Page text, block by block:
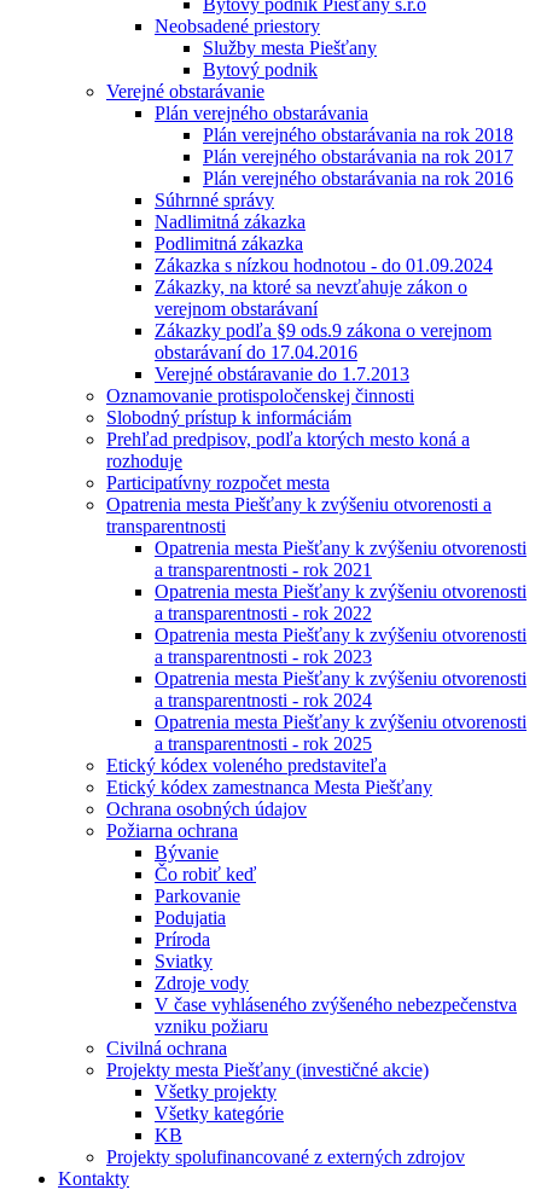
Bytový podnik Piešťany s.r.o
Neobsadené priestory
Služby mesta Piešťany
Bytový podnik
Verejné obstarávanie
Plán verejného obstarávania
Plán verejného obstarávania na rok 2018
Plán verejného obstarávania na rok 2017
Plán verejného obstarávania na rok 2016
Súhrnné správy
Nadlimitná zákazka
Podlimitná zákazka
Zákazka s nízkou hodnotou - do 01.09.2024
Zákazky, na ktoré sa nevzťahuje zákon o
verejnom obstarávaní
Zákazky podľa §9 ods.9 zákona o verejnom
obstarávaní do 17.04.2016
Verejné obstáravanie do 1.7.2013
Oznamovanie protispoločenskej činnosti
Slobodný prístup k informáciám
Prehľad predpisov, podľa ktorých mesto koná a
rozhoduje
Participatívny rozpočet mesta
Opatrenia mesta Piešťany k zvýšeniu otvorenosti a
transparentnosti
Opatrenia mesta Piešťany k zvýšeniu otvorenosti
a transparentnosti - rok 2021
Opatrenia mesta Piešťany k zvýšeniu otvorenosti
a transparentnosti - rok 2022
Opatrenia mesta Piešťany k zvýšeniu otvorenosti
a transparentnosti - rok 2023
Opatrenia mesta Piešťany k zvýšeniu otvorenosti
a transparentnosti - rok 2024
Opatrenia mesta Piešťany k zvýšeniu otvorenosti
a transparentnosti - rok 2025
Etický kódex voleného predstaviteľa
Etický kódex zamestnanca Mesta Piešťany
Ochrana osobných údajov
Požiarna ochrana
Bývanie
Čo robiť keď
Parkovanie
Podujatia
Príroda
Sviatky
Zdroje vody
V čase vyhláseného zvýšeného nebezpečenstva
vzniku požiaru
Civilná ochrana
Projekty mesta Piešťany (investičné akcie)
Všetky projekty
Všetky kategórie
KB
Projekty spolufinancované z externých zdrojov
Kontakty